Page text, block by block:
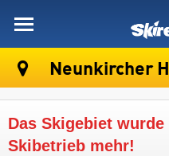
Neunkircher
Das Skigebiet
Skibetrieb mehr!